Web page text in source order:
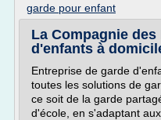
garde pour enfant
La Compagnie
d'enfants à
Entreprise de garde
toutes les solutions de
ce soit de la garde
d'école, en s'adaptant